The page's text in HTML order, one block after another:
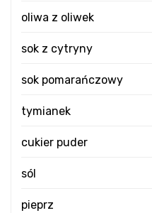
oliwa z oliwek
sok z cytryny
sok pomarańczowy
tymianek
cukier puder
sól
pieprz